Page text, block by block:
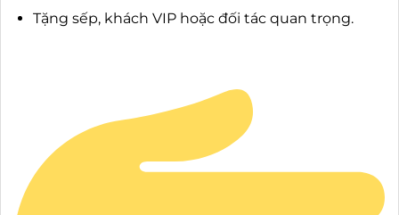
Tặng sếp, khách VIP hoặc đối tác quan trọng.